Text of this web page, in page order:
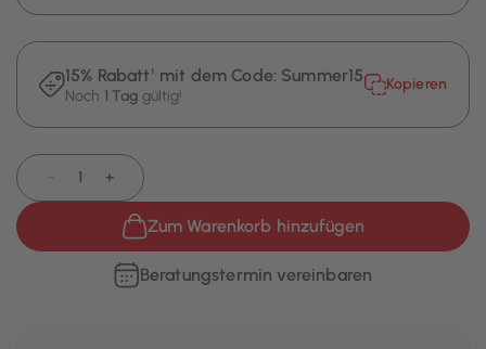
15% Rabatt¹ mit dem Code: Summer15
Noch 1 Tag gültig!
Kopieren
+
Zum Warenkorb hinzufügen
Beratungstermin vereinbaren